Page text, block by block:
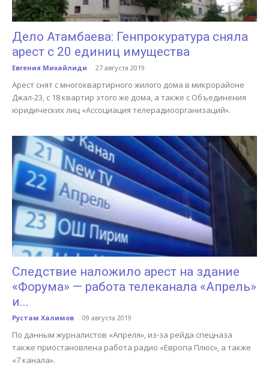
Дело Атамбаева: Генпрокуратура сняла
арест с 20 единиц имущества
Евгения Михайлиди - 27 августа 2019
Арест снят с многоквартирного жилого дома в микрорайоне
Джал-23, с 18 квартир этого же дома, а также с Объединения
юридических лиц «Ассоциация телерадиоорганизаций».
Следствие наложило арест на здание
«Форума» — работа телеканала «Апрель»
и...
Рустам Халимов - 09 августа 2019
По данным журналистов «Апреля», из-за рейда спецназа
также приостановлена работа радио «Европа Плюс», а также
«7 канала».